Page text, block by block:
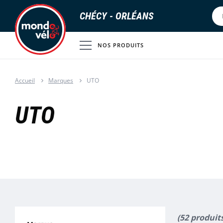
CHÉCY - ORLÉANS
NOS PRODUITS
Accueil Marques UTO
UTO
(52